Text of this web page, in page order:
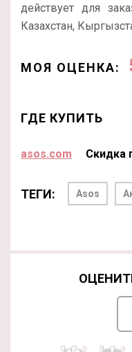
действует для
Казахстан,
МОЯ ОЦЕНКА:
ГДЕ КУПИТЬ
asos.com Скидка
ТЕГИ: Asos